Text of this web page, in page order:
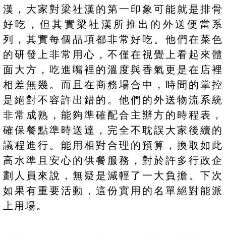
漢，大家對梁社漢的第一印象可能就是排骨
好吃，但其實梁社漢所推出的外送便當系
列，其實每個品項都非常好吃。他們在菜色
的研發上非常用心，不僅在視覺上看起來體
面大方，吃進嘴裡的溫度與香氣更是在店裡
相差無幾。而且在商務場合中，時間的掌控
是絕對不容許出錯的。他們的外送物流系統
非常成熟，能夠準確配合主辦方的時程表，
確保餐點準時送達，完全不耽誤大家後續的
議程進行。能用相對合理的預算，換取如此
高水準且安心的供餐服務，對於許多行政企
劃人員來說，無疑是減輕了一大負擔。下次
如果有重要活動，這份實用的名單絕對能派
上用場。